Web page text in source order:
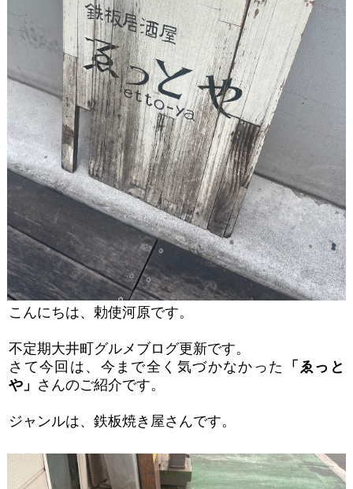
こんにちは、勅使河原です。
不定期大井町グルメブログ更新です。
さて今回は、今まで全く気づかなかった
「ゑっと
や」 さんのご紹介です。
ジャンルは、鉄板焼き屋さんです。